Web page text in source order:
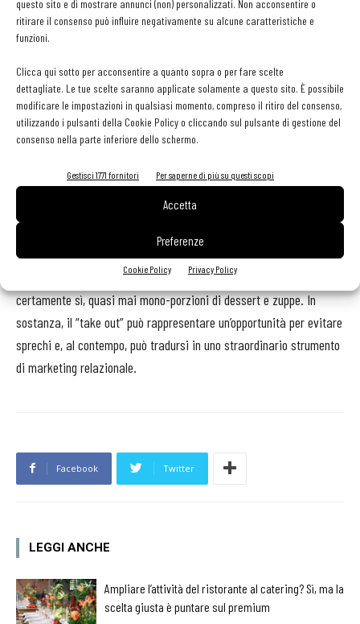
questo sito e di mostrare annunci (non) personalizzati. Non acconsentire o
ritirare il consenso può influire negativamente su alcune caratteristiche e
funzioni.
Clicca qui sotto per acconsentire a quanto sopra o per fare scelte
dettagliate. Le tue scelte saranno applicate solamente a questo sito. È possibile
modificare le impostazioni in qualsiasi momento, compreso il ritiro del consenso,
utilizzando i pulsanti della Cookie Policy o cliccando sul pulsante di gestione del
consenso nella parte inferiore dello schermo.
Gestisci 1771 fornitori Per saperne di più su questi scopi
Accetta
Preferenze
Cookie Policy Privacy Policy
estrema attenzione alla “sensibilità” del cliente, ma è anche
importantissimo differenziarsi. Non si può, ad esempio, predisporre
con la pellicola alimentare; non si può nemmeno consegnare ai
clienti la classica busta di plastica, con all’interno i contenitori con
le pietanze. Si possono definire alcune regole di base per garantire
un servizio “take out” di qualità, in grado non solo di farsi ricordare
“speciale”, un elemento distintivo del locale esattamente come il
contenitore del cibo, che deve essere “griffato” e riutilizzabile. Il
doggy bag può anche essere utilizzato per promuovere servizi di
take away o di catering. Naturalmente non tutti gli avanzi possono
essere portati a casa: il vino e le pietanze di carne e pesce
certamente sì, quasi mai mono-porzioni di dessert e zuppe. In
sostanza, il “take out” può rappresentare un’opportunità per evitare
sprechi e, al contempo, può tradursi in uno straordinario strumento
di marketing relazionale.
Facebook Twitter
LEGGI ANCHE
Ampliare l’attività del ristorante al catering? Sì, ma la
scelta giusta è puntare sul premium